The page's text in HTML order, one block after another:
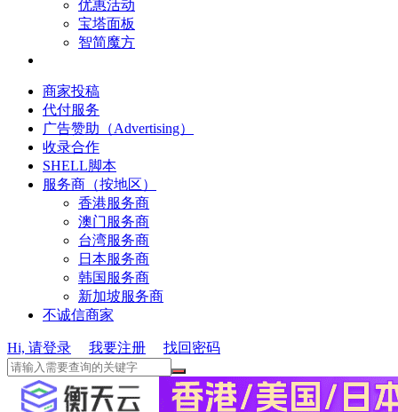
优惠活动
宝塔面板
智简魔方
商家投稿
代付服务
广告赞助（Advertising）
收录合作
SHELL脚本
服务商（按地区）
香港服务商
澳门服务商
台湾服务商
日本服务商
韩国服务商
新加坡服务商
不诚信商家
Hi, 请登录 我要注册 找回密码